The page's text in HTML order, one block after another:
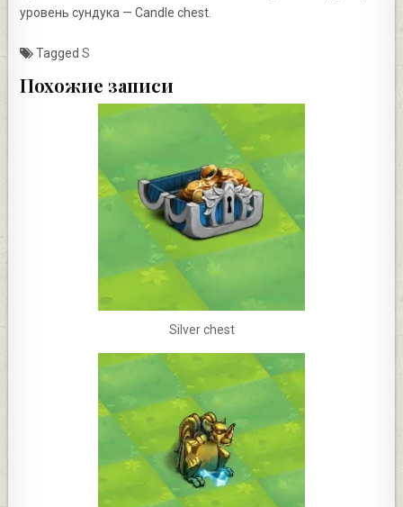
уровень сундука — Candle chest.
TaggedS
Похожие записи
Silver chest